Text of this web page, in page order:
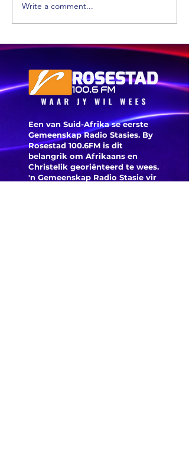
Xhariep kry
eers in 2031 'n
nuwe
munisipaliteit
Write a comment...
Een van Suid-Afrika se eerste
Gemeenskap Radio Stasies. By
Rosestad 100.6FM is dit
belangrik om Afrikaans en
Christelik georiënteerd te wees.
'n Gemeenskap Radio Stasie vir